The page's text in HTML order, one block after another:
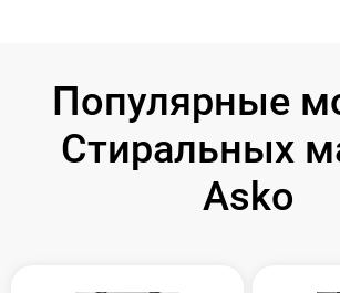
Популярные
Стиральных
Asko